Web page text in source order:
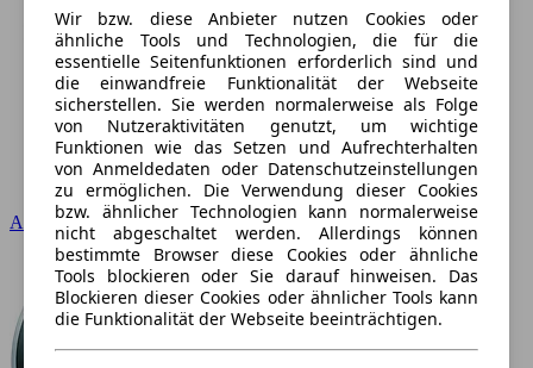
Audi
Wir bzw. diese Anbieter nutzen Cookies oder
ähnliche Tools und Technologien, die für die
essentielle Seitenfunktionen erforderlich sind und
die einwandfreie Funktionalität der Webseite
sicherstellen. Sie werden normalerweise als Folge
von Nutzeraktivitäten genutzt, um wichtige
Funktionen wie das Setzen und Aufrechterhalten
von Anmeldedaten oder Datenschutzeinstellungen
zu ermöglichen. Die Verwendung dieser Cookies
bzw. ähnlicher Technologien kann normalerweise
nicht abgeschaltet werden. Allerdings können
bestimmte Browser diese Cookies oder ähnliche
Tools blockieren oder Sie darauf hinweisen. Das
Blockieren dieser Cookies oder ähnlicher Tools kann
die Funktionalität der Webseite beeinträchtigen.